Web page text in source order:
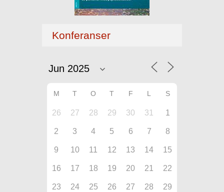
Konferanser
M T O T F L S
26 27 28 29 30 31 1
2 3 4 5 6 7 8
9 10 11 12 13 14 15
16 17 18 19 20 21 22
23 24 25 26 27 28 29